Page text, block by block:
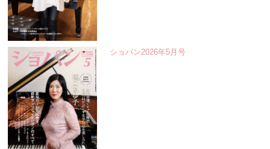
ショパン2026年5月号